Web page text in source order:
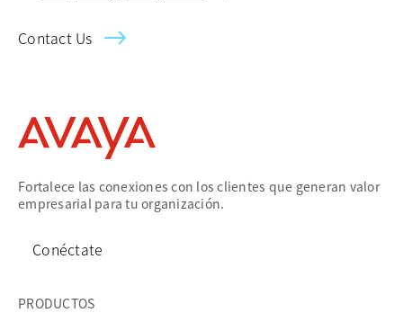
Contact Us
Fortalece las conexiones con los clientes que generan valor
empresarial para tu organización.
Conéctate
PRODUCTOS